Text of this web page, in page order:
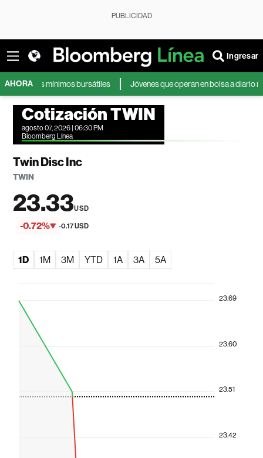
PUBLICIDAD
Ingresar
AHORA
sus mínimos bursátiles Jóvenes que operan en bolsa a diario
Cotización TWIN
agosto 07, 2026 | 06:30 PM
Bloomberg Línea
Twin Disc Inc
TWIN
23.33USD
-0.72% -0.17 USD
1D 1M 3M YTD 1A 3A 5A
23.42
23.51
23.60
23.69